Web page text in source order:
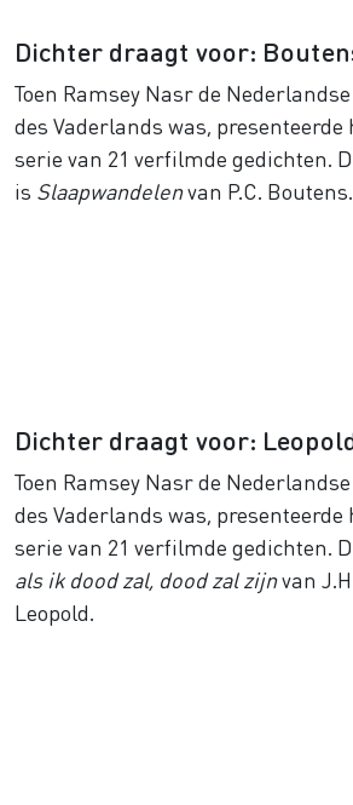
Dichter draagt voor:
Toen Ramsey Nasr de
des Vaderlands was, presenteerde
serie van 21 verfilmde gedichten.
is Slaapwandelenvan P.C. Boutens.
Dichter draagt voor:
Toen Ramsey Nasr de
des Vaderlands was, presenteerde
serie van 21 verfilmde gedichten.
als ik dood zal, dood zal zijnvan J.H.
Leopold.